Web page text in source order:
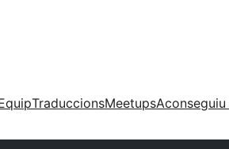
TraduccionsMeetups